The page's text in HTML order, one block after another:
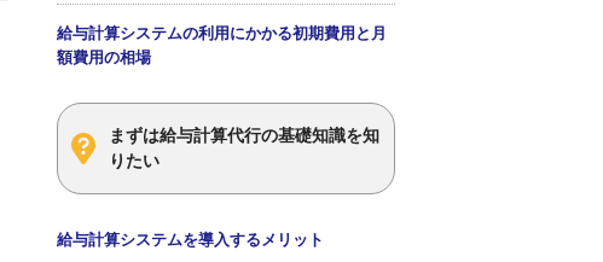
給与計算システムの利用にかかる初期費用と月
額費用の相場
まずは給与計算代行の基礎知識を知
りたい
給与計算システムを導入するメリット